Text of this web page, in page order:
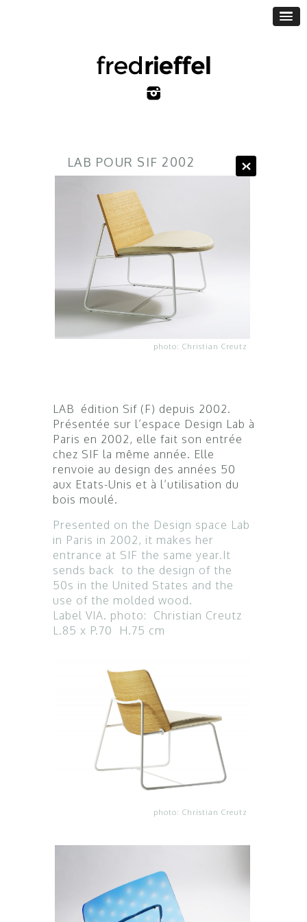
LAB POUR SIF 2002
photo: Christian Creutz
LAB édition Sif (F) depuis 2002.
Présentée sur l’espace Design Lab à
Paris en 2002, elle fait son entrée
chez SIF la même année. Elle
renvoie au design des années 50
aux Etats-Unis et à l’utilisation du
bois moulé.
Presented on the Design space Lab
in Paris in 2002, it makes her
entrance at SIF the same year.It
sends back to the design of the
50s in the United States and the
use of the molded wood.
Label VIA. photo: Christian Creutz
L.85 x P.70 H.75 cm
photo: Christian Creutz